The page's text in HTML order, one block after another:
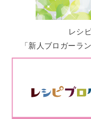
レシ
「新人ブロガーラ